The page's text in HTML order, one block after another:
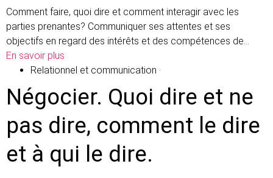
Comment faire, quoi dire et comment interagir avec les
parties prenantes? Communiquer ses attentes et ses
objectifs en regard des intérêts et des compétences de…
En savoir plus
Relationnel et communication ·
Négocier. Quoi dire et ne
pas dire, comment le dire
et à qui le dire.